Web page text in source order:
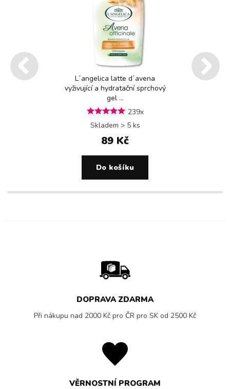
L´angelica latte d´avena
vyživující a hydratační sprchový
gel ...
239x
Skladem > 5 ks
89 Kč
Do košíku
DOPRAVA ZDARMA
Při nákupu nad 2000 Kč pro ČR pro SK od 2500 Kč
VĚRNOSTNÍ PROGRAM